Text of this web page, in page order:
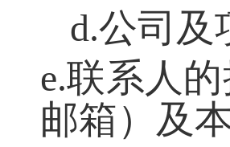
d.公司及
e.联系人
邮箱）及